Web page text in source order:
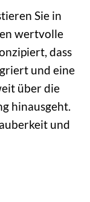
Sie in
wertvolle
dass
und eine
über die
hinausgeht.
und